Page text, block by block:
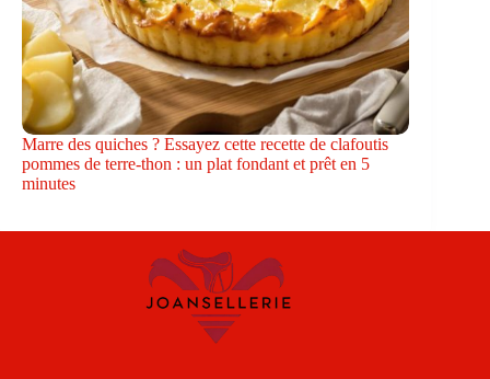
Marre des quiches ? Essayez cette recette de clafoutis
pommes de terre-thon : un plat fondant et prêt en 5
minutes